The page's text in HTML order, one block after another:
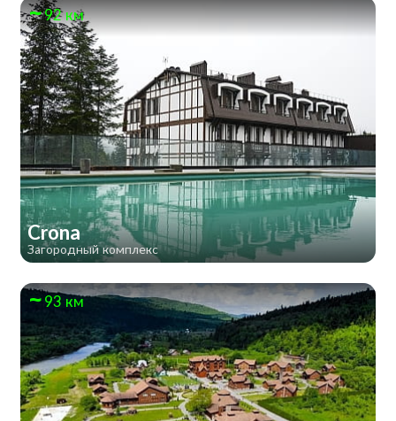
92 км
Crona
Загородный комплекс
93 км